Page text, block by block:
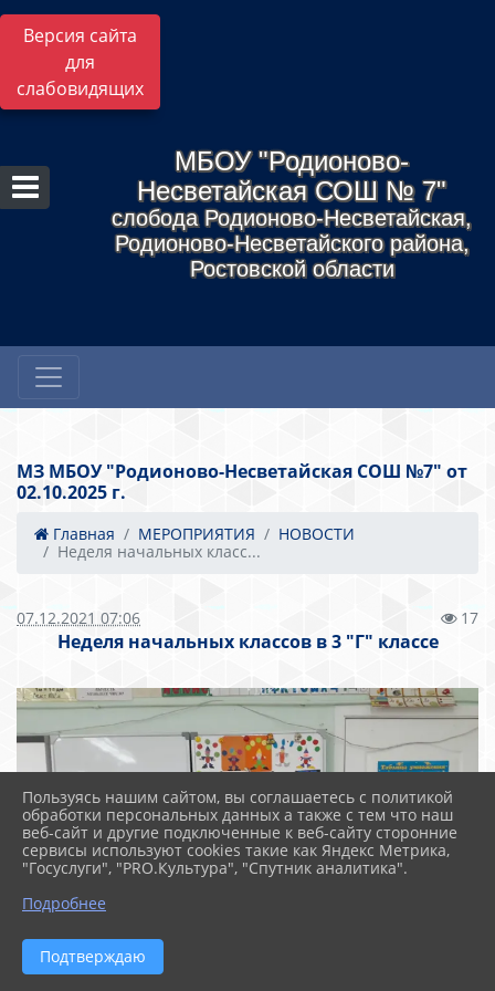
Версия сайта
для
слабовидящих
МБОУ "Родионово-
Несветайская СОШ № 7"
слобода Родионово-Несветайская,
Родионово-Несветайского района,
Ростовской области
МЗ МБОУ "Родионово-Несветайская СОШ №7" от
02.10.2025 г.
Главная МЕРОПРИЯТИЯ
НОВОСТИ
Неделя начальных класс...
07.12.2021 07:06 17
Неделя начальных классов в 3 "Г" классе
Пользуясь нашим сайтом, вы соглашаетесь с политикой
обработки персональных данных а также с тем что наш
веб-сайт и другие подключенные к веб-сайту сторонние
сервисы используют cookies такие как Яндекс Метрика,
"Госуслуги", "PRO.Культура", "Спутник аналитика".
Подробнее
Подтверждаю